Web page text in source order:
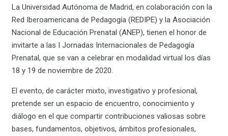
La Universidad Autónoma de Madrid, en colaboración con la
Red Iberoamericana de Pedagogía (REDIPE) y la Asociación
Nacional de Educación Prenatal (ANEP), tienen el honor de
invitarte a las I Jornadas Internacionales de Pedagogía
Prenatal, que se van a celebrar en modalidad virtual los días
18 y 19 de noviembre de 2020.
El evento, de carácter mixto, investigativo y profesional,
pretende ser un espacio de encuentro, conocimiento y
diálogo en el que compartir contribuciones valiosas sobre
bases, fundamentos, objetivos, ámbitos profesionales,